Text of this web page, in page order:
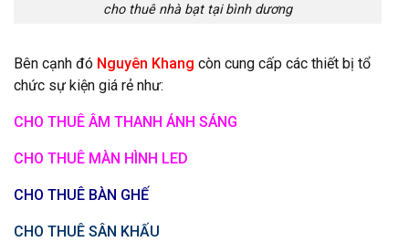
cho thuê nhà bạt tại bình dương
Bên cạnh đó Nguyên Khang còn cung cấp các thiết bị tổ
chức sự kiện giá rẻ như:
CHO THUÊ ÂM THANH ÁNH SÁNG
CHO THUÊ MÀN HÌNH LED
CHO THUÊ BÀN GHẾ
CHO THUÊ SÂN KHẤU